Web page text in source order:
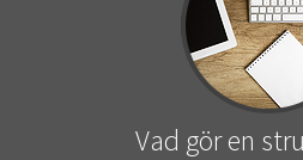
Vad gör en